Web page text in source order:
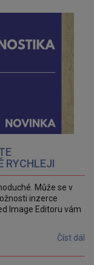
RYCHLEJI
Může se v
inzerce
Image Editoru vám
Číst dál